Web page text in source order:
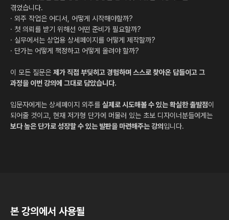
겪었습니다.
· 외주 작업은 어디서, 어떻게 시작해야할까?
· 첫 의뢰를 받기 위해선 어떤 준비가 필요할까?
· 실무에서는 상업용 상세페이지를 어떻게 제작할까?
· 단가는 어떻게 책정하고 어떻게 올려야 할까?
이 모든 질문은 제가 직접 부딪히고 경험하며 스스로 찾아온 답들이고 그
과정을 이번 강의에 그대로 담았습니다.
입문자에게는 상세페이지 외주를 실제로 시도해볼 수 있는 확실한 출발점이
되어줄 것이고, 현재 저가형 단가에 머물러 있는 초보 디자이너분들에게는
보다 높은 단가로 성장할 수 있는 발판을 마련해주는 강의 입니다.
본 강의에서 사용될